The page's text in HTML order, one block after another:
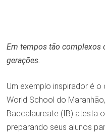
Em tempos tão complexos
gerações.
Um exemplo inspirador é
World School do
Baccalaureate (IB) atesta
preparando seus alunos